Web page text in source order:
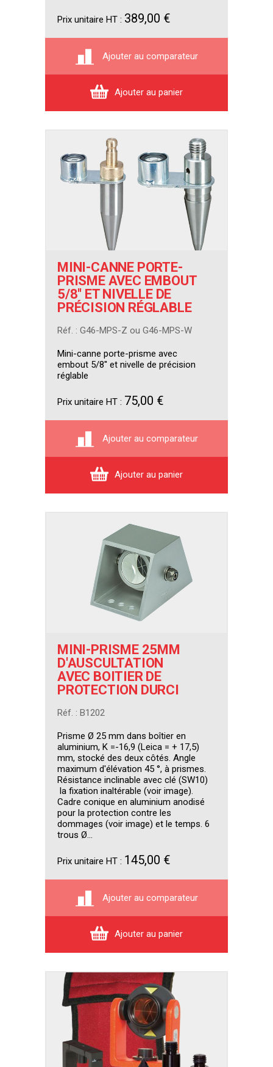
Prix unitaire HT : 389,00 €
Ajouter au comparateur
Ajouter au panier
MINI-CANNE PORTE-
PRISME AVEC EMBOUT
5/8'' ET NIVELLE DE
PRÉCISION RÉGLABLE
Réf. : G46-MPS-Z ou G46-MPS-W
Mini-canne porte-prisme avec
embout 5/8'' et nivelle de précision
réglable
Prix unitaire HT : 75,00 €
Ajouter au comparateur
Ajouter au panier
MINI-PRISME 25MM
D'AUSCULTATION
AVEC BOITIER DE
PROTECTION DURCI
Réf. : B1202
Prisme Ø 25 mm dans boîtier en
aluminium, K =-16,9 (Leica = + 17,5)
mm, stocké des deux côtés. Angle
maximum d'élévation 45 °, à prismes.
Résistance inclinable avec clé (SW10)
la fixation inaltérable (voir image).
Cadre conique en aluminium anodisé
pour la protection contre les
dommages (voir image) et le temps. 6
trous Ø...
Prix unitaire HT : 145,00 €
Ajouter au comparateur
Ajouter au panier